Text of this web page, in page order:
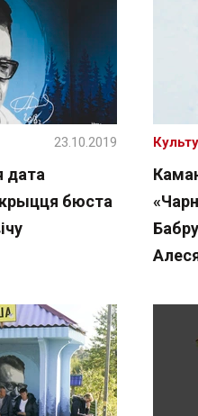
дата
бюста
23.10.2019